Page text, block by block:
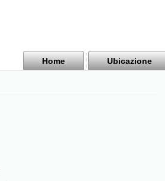
Home Ubicazione